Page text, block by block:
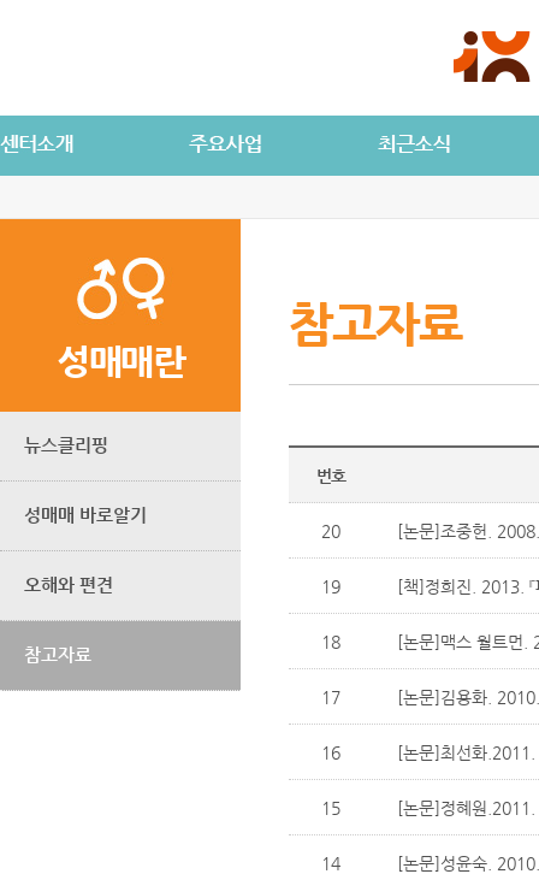
성매매란
뉴스클리핑
성매매 바로알기
오해와 편견
참고자료
참고자료
번호
20 [논문]조중헌.
19 [책]정희진. 2013.
18 [논문]맥스 월트먼.
17 [논문]김용화.
16 [논문]최선화.2011.
15 [논문]정혜원.2011.
14 [논문]성윤숙.